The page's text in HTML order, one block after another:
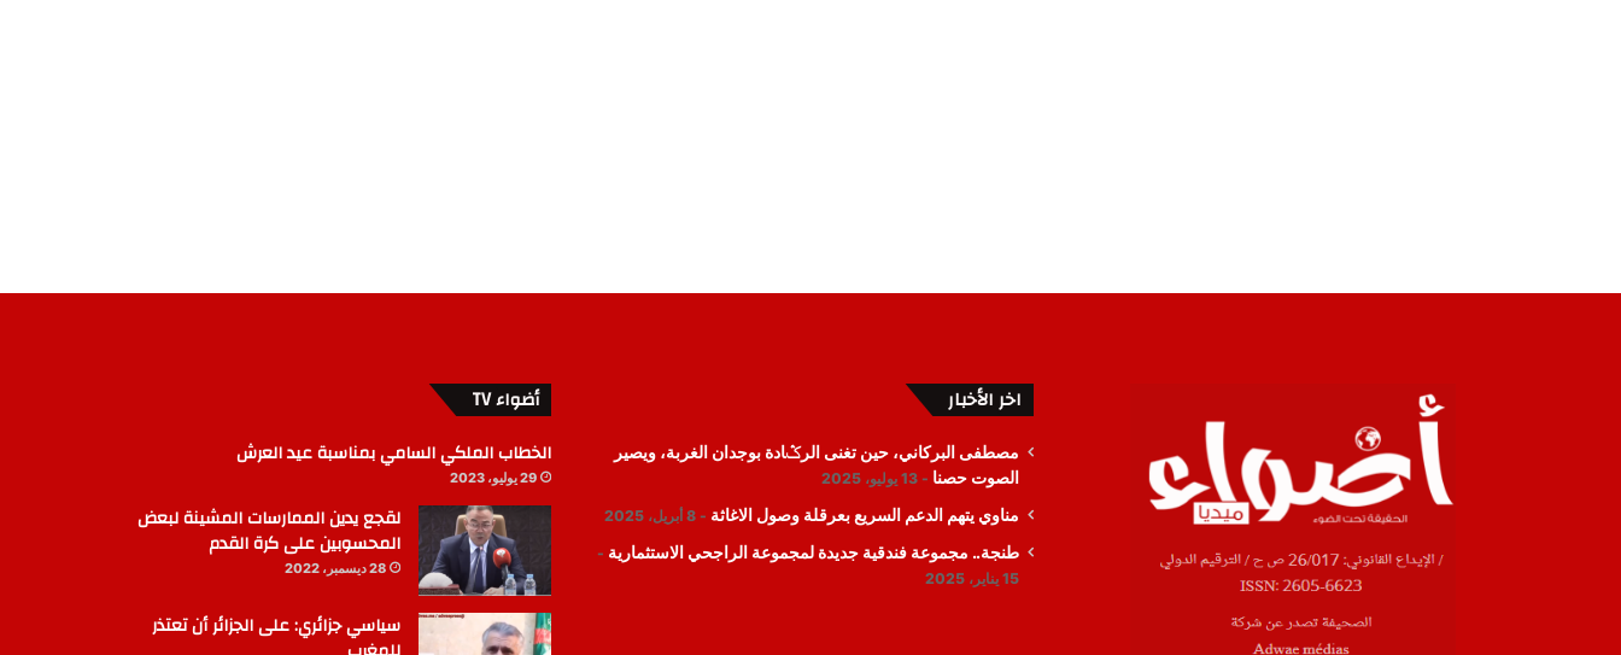
اخر الأخبار
مصطفى البركاني، حين تغنى الرݣادة بوجدان الغربة، ويصير
الصوت حصنا
13 يوليو، 2025
مناوي يتهم الدعم السريع بعرقلة وصول الاغاثة 8 أبريل، 2025
طنجة.. مجموعة فندقية جديدة لمجموعة الراجحي الاستثمارية
15 يناير، 2025
أضواء TV
الخطاب الملكي السامي بمناسبة عيد العرش
29 يوليو، 2023
لقجع يدين الممارسات المشينة لبعض
المحسوبين على كرة القدم
28 ديسمبر، 2022
سياسي جزائري: على الجزائر أن تعتذر